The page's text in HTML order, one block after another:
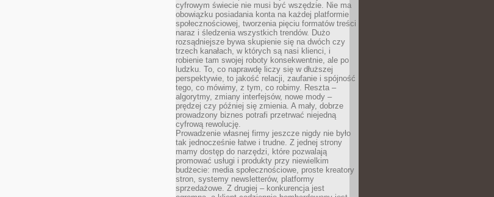
cyfrowym świecie nie musi być wszędzie. Nie ma
obowiązku posiadania konta na każdej platformie
społecznościowej, tworzenia pięciu formatów treści
naraz i śledzenia wszystkich trendów. Dużo
rozsądniejsze bywa skupienie się na dwóch czy
trzech kanałach, w których są nasi klienci, i
robienie tam swojej roboty konsekwentnie, ale po
ludzku. To, co naprawdę liczy się w dłuższej
perspektywie, to jakość relacji, zaufanie i spójność
tego, co mówimy, z tym, co robimy. Reszta –
algorytmy, zmiany interfejsów, nowe mody –
prędzej czy później się zmienia. A mały, dobrze
prowadzony biznes potrafi przetrwać niejedną
cyfrową rewolucję.
Prowadzenie własnej firmy jeszcze nigdy nie było
tak jednocześnie łatwe i trudne. Z jednej strony
mamy dostęp do narzędzi, które pozwalają
promować usługi i produkty przy niewielkim
budżecie: media społecznościowe, proste kreatory
stron, systemy newsletterów, platformy
sprzedażowe. Z drugiej – konkurencja jest